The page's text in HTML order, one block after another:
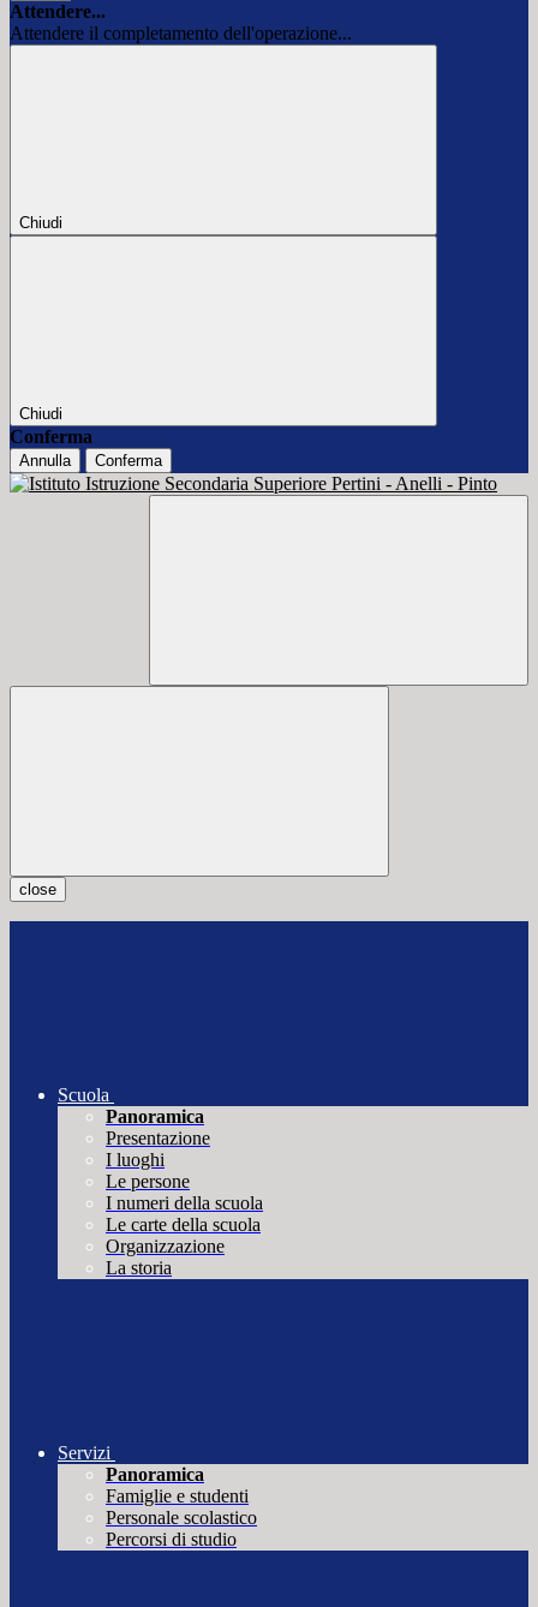
Attendere...
Attendere il completamento dell'operazione...
Chiudi
Chiudi
Conferma
Annulla Conferma
close
Scuola
Panoramica
Presentazione
I luoghi
Le persone
I numeri della scuola
Le carte della scuola
Organizzazione
La storia
Servizi
Panoramica
Famiglie e studenti
Personale scolastico
Percorsi di studio